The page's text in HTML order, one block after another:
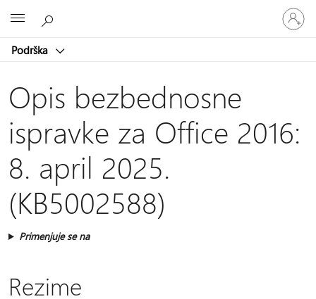
Podrška
Prijavite
se
na
Opis bezbednosne
ispravke za Office 2016:
8. april 2025.
(KB5002588)
Primenjuje se na
Rezime